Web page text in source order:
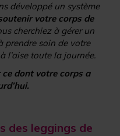
développé un système
votre corps de
cherchiez à gérer un
prendre soin de votre
l’aise toute la journée.
dont votre corps a
des leggings de